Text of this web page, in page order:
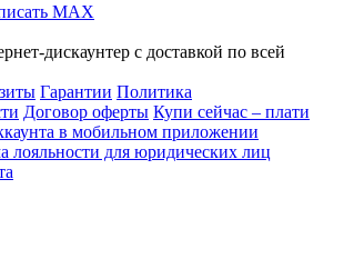
MAX
дискаунтер с доставкой по всей
Гарантии Политика
Договор оферты Купи сейчас – плати
в мобильном приложении
лояльности для юридических лиц